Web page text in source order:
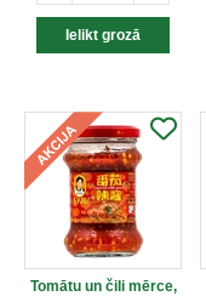
Tomātu un čili mērce,